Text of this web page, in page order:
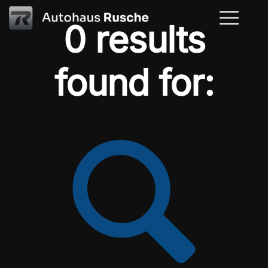
0 results
found for: